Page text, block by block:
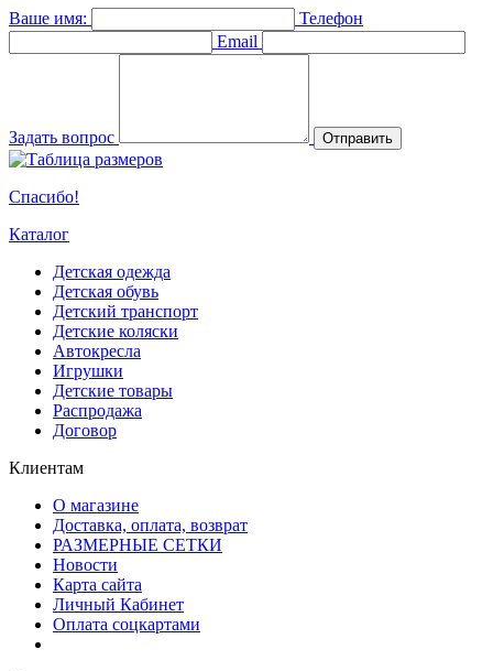
Ваше имя:
Телефон
Email
Задать вопрос Отправить
Спасибо!
Каталог
Детская одежда
Детская обувь
Детский транспорт
Детские коляски
Автокресла
Игрушки
Детские товары
Распродажа
Договор
Клиентам
О магазине
Доставка, оплата, возврат
РАЗМЕРНЫЕ СЕТКИ
Новости
Карта сайта
Личный Кабинет
Оплата соцкартами